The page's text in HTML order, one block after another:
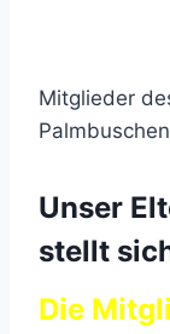
Mitglieder
Unser
stellt
Die